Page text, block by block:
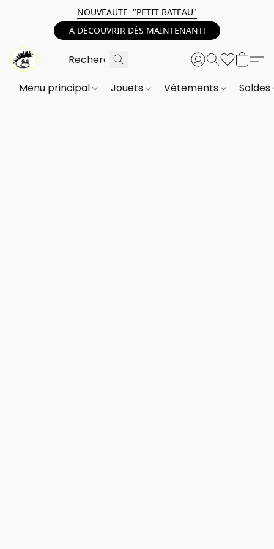
NOUVEAUTE "PETIT BATEAU"
À DÉCOUVRIR DÈS MAINTENANT!
Menu principal Jouets Vêtements Soldes